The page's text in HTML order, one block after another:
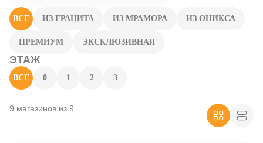
ВСЕ ИЗ ГРАНИТА ИЗ МРАМОРА ИЗ ОНИКСА
ПРЕМИУМ ЭКСКЛЮЗИВНАЯ
ЭТАЖ
ВСЕ 0 1 2 3
9 магазинов из 9